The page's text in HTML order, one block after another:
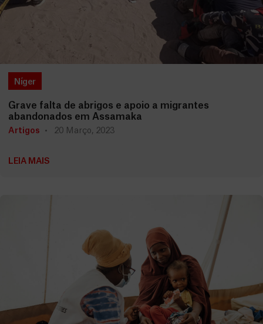
Níger
Grave falta de abrigos e apoio a migrantes
abandonados em Assamaka
Artigos 20 Março, 2023
LEIA MAIS